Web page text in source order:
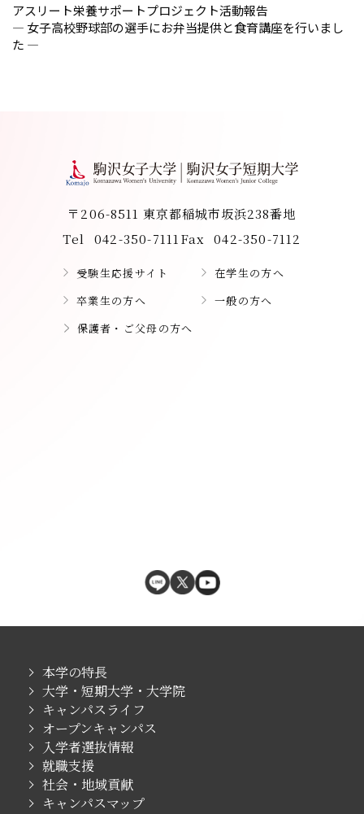
アスリート栄養サポートプロジェクト活動報告
― 女子高校野球部の選手にお弁当提供と食育講座を行いまし
た ―
〒206-8511 東京都稲城市坂浜238番地
Tel
042-350-7111 Fax 042-350-7112
受験生応援サイト
在学生の方へ
卒業生の方へ
一般の方へ
保護者・ご父母の方へ
本学の特長
大学・短期大学・大学院
キャンパスライフ
オープンキャンパス
入学者選抜情報
就職支援
社会・地域貢献
キャンパスマップ